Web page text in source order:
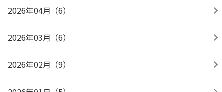
2026年04月（6）
2026年03月（6）
2026年02月（9）